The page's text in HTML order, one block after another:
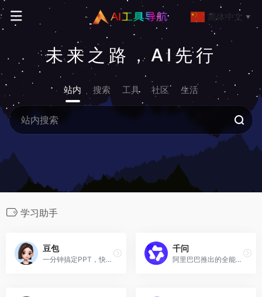
未来之路，AI先行
站内 搜索 工具 社区 生活
学习助手
豆包
一分钟搞定PPT，快人一步。
千问
阿里巴巴推出的全能AI助手
简体中文 ▼